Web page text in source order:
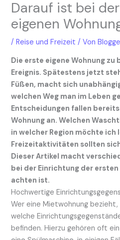
Darauf ist bei
eigenen
/Reise und Freizeit / Von
Die erste eigene Wohnung zu
Ereignis. Spätestens jetzt
Füßen, macht sich
welchen Weg man im Leben
Entscheidungen fallen
Wohnung an. Welchen
in welcher Region möchte ich
Freizeitaktivitäten sollten
Dieser Artikel macht
bei der Einrichtung der ersten
achten ist.
Hochwertige
Wer eine Mietwohnung
welche
befinden. Hierzu gehören oft